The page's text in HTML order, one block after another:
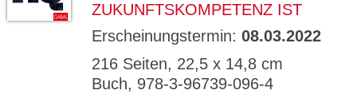
ZUKUNFTSKOMPETENZ IST
Erscheinungstermin: 08.03.2022
216 Seiten, 22,5 x 14,8 cm
Buch, 978-3-96739-096-4